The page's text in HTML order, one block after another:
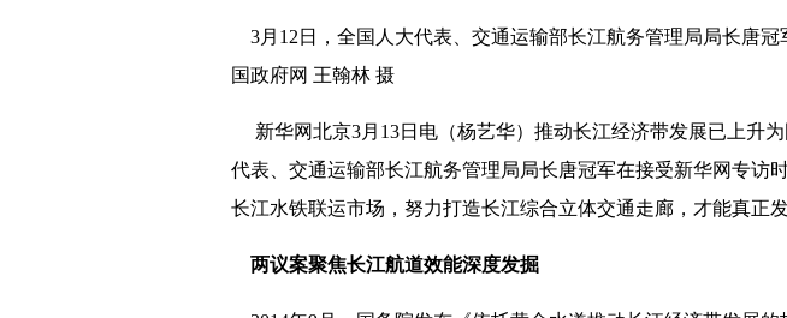
3月12日，全国人大代表、交通运输部长江航务管理局局长唐
国政府网 王翰林 摄
新华网北京3月13日电（杨艺华）推动长江经济带发展已上升
代表、交通运输部长江航务管理局局长唐冠军在接受新华网专访
长江水铁联运市场，努力打造长江综合立体交通走廊，才能真正
两议案聚焦长江航道效能深度发掘